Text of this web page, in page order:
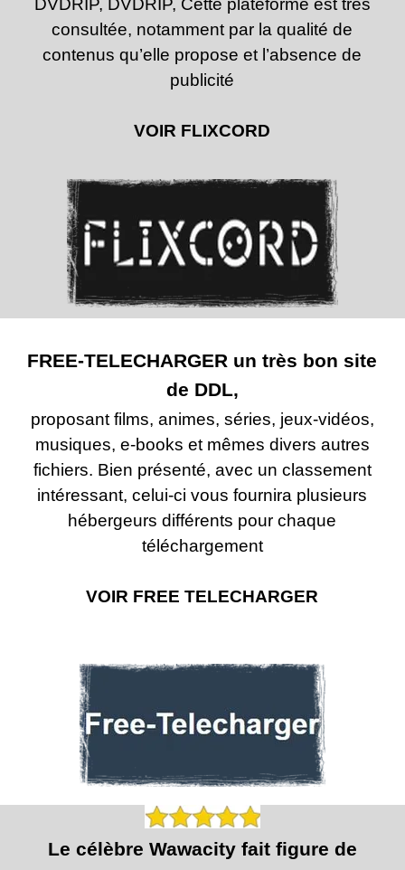
DVDRIP, DVDRIP, Cette plateforme est très
consultée, notamment par la qualité de
contenus qu’elle propose et l’absence de
publicité
VOIR FLIXCORD
FREE-TELECHARGER un très bon site
de DDL,
proposant films, animes, séries, jeux-vidéos,
musiques, e-books et mêmes divers autres
fichiers. Bien présenté, avec un classement
intéressant, celui-ci vous fournira plusieurs
hébergeurs différents pour chaque
téléchargement
VOIR FREE TELECHARGER
Le célèbre Wawacity fait figure de